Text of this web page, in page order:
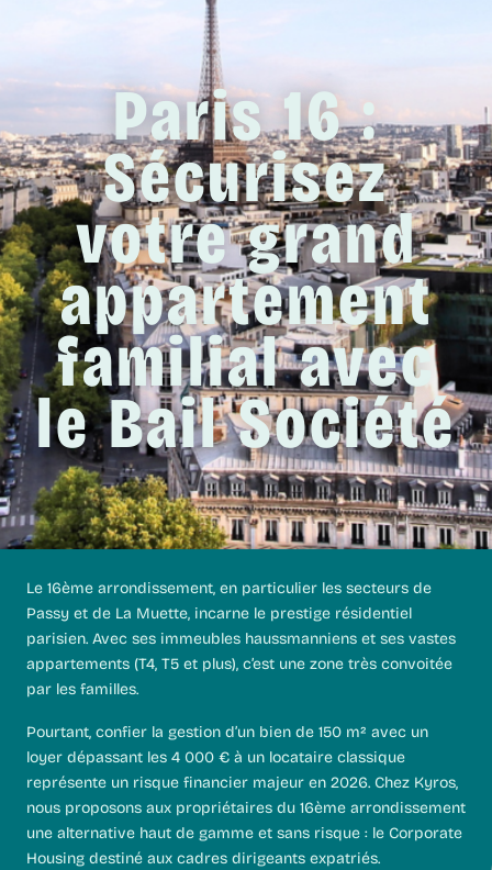
Paris 16 :
Sécurisez
votre grand
appartement
familial avec
le Bail Société
Le 16ème arrondissement, en particulier les secteurs de
Passy et de La Muette, incarne le prestige résidentiel
parisien. Avec ses immeubles haussmanniens et ses vastes
appartements (T4, T5 et plus), c’est une zone très convoitée
par les familles.
Pourtant, confier la gestion d’un bien de 150 m² avec un
loyer dépassant les 4 000 € à un locataire classique
représente un risque financier majeur en 2026. Chez Kyros,
nous proposons aux propriétaires du 16ème arrondissement
une alternative haut de gamme et sans risque : le Corporate
Housing destiné aux cadres dirigeants expatriés.